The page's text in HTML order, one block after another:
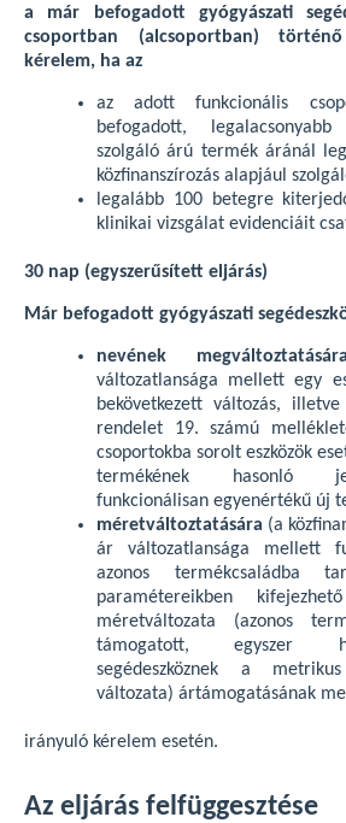
a már befogadott gyógyászati
csoportban (alcsoportban)
kérelem, ha az
az adott funkcionális
befogadott,
szolgáló árú termék áránál
közfinanszírozás alapjául
legalább 100 betegre
klinikai vizsgálat evidenciáit
30 nap (egyszerűsített eljárás)
Már befogadott gyógyászati
nevének
változatlansága mellett egy
bekövetkezett változás,
rendelet 19. számú
csoportokba sorolt eszközök
termékének hasonló
funkcionálisan egyenértékű új
méretváltoztatására (a
ár változatlansága mellett
azonos termékcsaládba
paramétereikben
méretváltozata (azonos
támogatott, egyszer
segédeszköznek a
változata) ártámogatásának
irányuló kérelem esetén.
Az eljárás felfüggesztése